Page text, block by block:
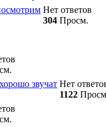
Нет ответов
304 Просм.
звучат Нет
1122